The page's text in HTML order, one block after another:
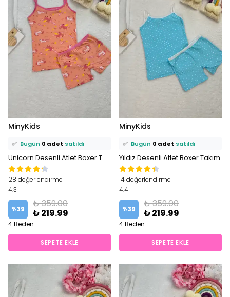
MinyKids
⭐️ Bu ürünü1 kişifavoriledi!
🛒 1 kişisepetine ekledi!
✅ Bugün 0 adet satıldı
Unicorn Desenli Atlet Boxer Takım
28 değerlendirme
4.3
%39
₺ 359.00
₺ 219.99
4 Beden
SEPETE EKLE
MinyKids
⭐️ Bu ürünü1 kişifavoriledi!
🛒 1 kişisepetine ekledi!
✅ Bugün 0 adet satıldı
Yıldız Desenli Atlet Boxer Takım
14 değerlendirme
4.4
%39
₺ 359.00
₺ 219.99
4 Beden
SEPETE EKLE